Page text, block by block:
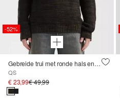
-52%
Gebreide trui met ronde hals en ribboord in regular fit
QS
€ 23,99€ 49,99